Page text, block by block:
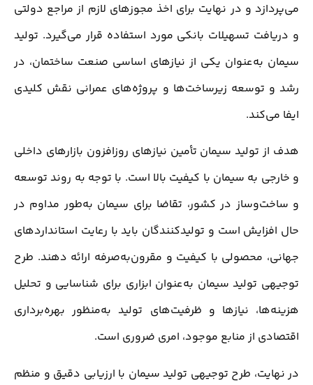
می‌پردازد و در نهایت برای اخذ مجوزهای لازم از مراجع دولتی
و دریافت تسهیلات بانکی مورد استفاده قرار می‌گیرد. تولید
سیمان به‌عنوان یکی از نیازهای اساسی صنعت ساختمان، در
رشد و توسعه زیرساخت‌ها و پروژه‌های عمرانی نقش کلیدی
ایفا می‌کند.
هدف از تولید سیمان تأمین نیازهای روزافزون بازارهای داخلی
و خارجی به سیمان با کیفیت بالا است. با توجه به روند توسعه
و ساخت‌وساز در کشور، تقاضا برای سیمان به‌طور مداوم در
حال افزایش است و تولیدکنندگان باید با رعایت استانداردهای
جهانی، محصولی با کیفیت و مقرون‌به‌صرفه ارائه دهند. طرح
توجیهی تولید سیمان به‌عنوان ابزاری برای شناسایی و تحلیل
هزینه‌ها، نیازها و ظرفیت‌های تولید به‌منظور بهره‌برداری
اقتصادی از منابع موجود، امری ضروری است.
در نهایت، طرح توجیهی تولید سیمان با ارزیابی دقیق و منظم